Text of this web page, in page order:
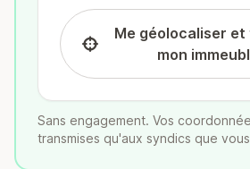
Me géolocaliser
mon
Sans engagement. Vos
transmises qu'aux syndics que